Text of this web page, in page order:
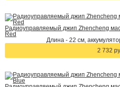
Радиоуправляемый джип Zhencheng
Red
Длина - 22 см,
2 732